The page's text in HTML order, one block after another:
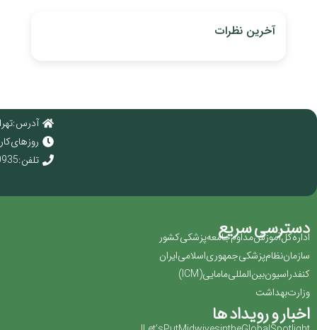
آخرین نظرات
آدرس :
روز های کاری
تلفن : 02166920935
دسترسی سریع
اداره کل آموزش مداوم جامعه پزشکی کشور
سازمان نظام پزشکی جمهوری اسلامی ایران ‏
کنفدراسیون بین المللی مامایی(‏ICM‏)‏
وزارت بهداشت
اخبار و رویداد ها